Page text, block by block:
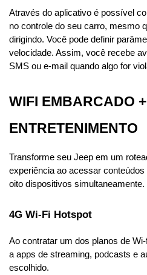
Através do aplicativo é possível
no controle do seu carro, mesmo
dirigindo. Você pode definir
velocidade. Assim, você recebe
SMS ou e-mail quando algo for
WIFI EMBARCADO +
ENTRETENIMENTO
Transforme seu Jeep em um
experiência ao acessar
oito dispositivos simultaneamente.
4G Wi-Fi Hotspot
Ao contratar um dos planos de
a apps de streaming, podcasts e
escolhido.